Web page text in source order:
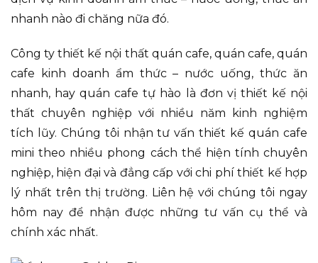
nhanh nào đi chăng nữa đó.
Công ty thiết kế nội thất quán cafe, quán cafe, quán
cafe kinh doanh ẩm thức – nước uống, thức ăn
nhanh, hay quán cafe tự hào là đơn vị thiết kế nội
thất chuyên nghiệp với nhiều năm kinh nghiệm
tích lũy. Chúng tôi nhận tư vấn thiết kế quán cafe
mini theo nhiều phong cách thể hiện tính chuyên
nghiệp, hiện đại và đẳng cấp với chi phí thiết kế hợp
lý nhất trên thị trường. Liên hệ với chúng tôi ngay
hôm nay để nhận được những tư vấn cụ thể và
chính xác nhất.